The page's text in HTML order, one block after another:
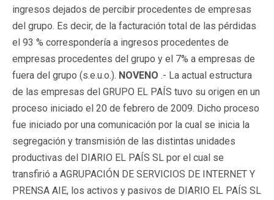
ingresos dejados de percibir procedentes de empresas
del grupo. Es decir, de la facturación total de las pérdidas
el 93 % correspondería a ingresos procedentes de
empresas procedentes del grupo y el 7% a empresas de
fuera del grupo (s.e.u.o.). NOVENO .- La actual estructura
de las empresas del GRUPO EL PAÍS tuvo su origen en un
proceso iniciado el 20 de febrero de 2009. Dicho proceso
fue iniciado por una comunicación por la cual se inicia la
segregación y transmisión de las distintas unidades
productivas del DIARIO EL PAÍS SL por el cual se
transfirió a AGRUPACIÓN DE SERVICIOS DE INTERNET Y
PRENSA AIE, los activos y pasivos de DIARIO EL PAÍS SL